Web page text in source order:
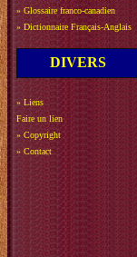
» Glossaire franco-canadien
» Dictionnaire Français-Anglais
DIVERS
» Liens
Faire un lien
» Copyright
» Contact